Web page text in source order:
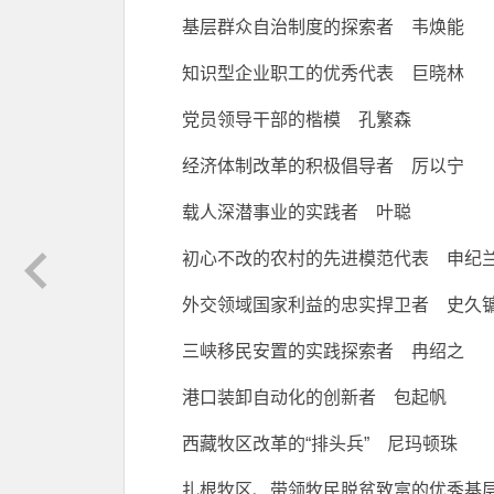
基层群众自治制度的探索者 韦焕能
知识型企业职工的优秀代表 巨晓林
党员领导干部的楷模 孔繁森
经济体制改革的积极倡导者 厉以宁
载人深潜事业的实践者 叶聪
初心不改的农村的先进模范代表 申纪
外交领域国家利益的忠实捍卫者 史久
三峡移民安置的实践探索者 冉绍之
港口装卸自动化的创新者 包起帆
西藏牧区改革的“排头兵” 尼玛顿珠